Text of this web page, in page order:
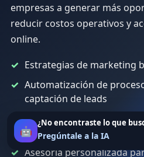
🤖
¿No encontraste lo que
Pregúntale a la IA
empresas a generar más
reducir costos operativos y
online.
Estrategias de marketing
Automatización de
captación de leads
SEO, contenido y
generar resultados
Asesoría personalizada